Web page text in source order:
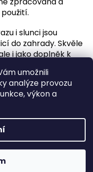
umožnili
analýze provozu
výkon a
i slunci jsou
do zahrady. Skvěle
i jako doplněk k
se Vám líbí. :)
. Všechna práva